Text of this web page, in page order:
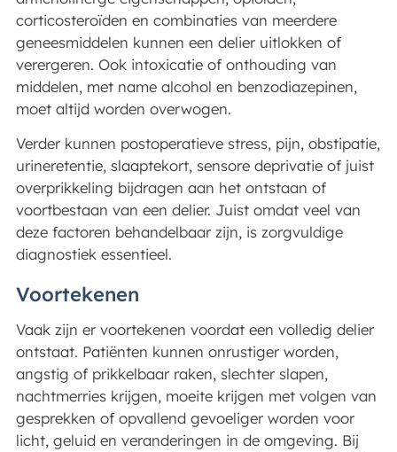
corticosteroïden en combinaties van meerdere
geneesmiddelen kunnen een delier uitlokken of
verergeren. Ook intoxicatie of onthouding van
middelen, met name alcohol en benzodiazepinen,
moet altijd worden overwogen.
Verder kunnen postoperatieve stress, pijn, obstipatie,
urineretentie, slaaptekort, sensore deprivatie of juist
overprikkeling bijdragen aan het ontstaan of
voortbestaan van een delier. Juist omdat veel van
deze factoren behandelbaar zijn, is zorgvuldige
diagnostiek essentieel.
Voortekenen
Vaak zijn er voortekenen voordat een volledig delier
ontstaat. Patiënten kunnen onrustiger worden,
angstig of prikkelbaar raken, slechter slapen,
nachtmerries krijgen, moeite krijgen met volgen van
gesprekken of opvallend gevoeliger worden voor
licht, geluid en veranderingen in de omgeving. Bij